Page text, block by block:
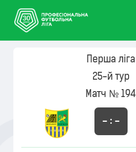
Перша ліга
25-й тур
Матч № 194
– : –